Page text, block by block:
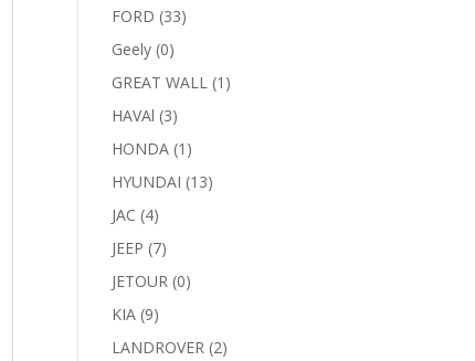
FORD (33)
Geely (0)
GREAT WALL (1)
HAVAl (3)
HONDA (1)
HYUNDAI (13)
JAC (4)
JEEP (7)
JETOUR (0)
KIA (9)
LANDROVER (2)